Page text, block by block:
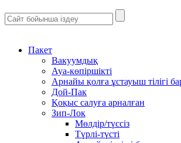
Пакет
Вакуумдық
Ауа-көпіршікті
Арнайы қолға ұстауыш тілігі
Дой-Пак
Қоқыс салуға арналған
Зип-Лок
Мөлдір/түссіз
Түрлі-түсті